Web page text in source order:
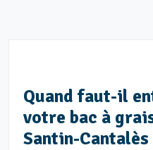
Quand faut-il
votre bac à
Santin-Cantalès